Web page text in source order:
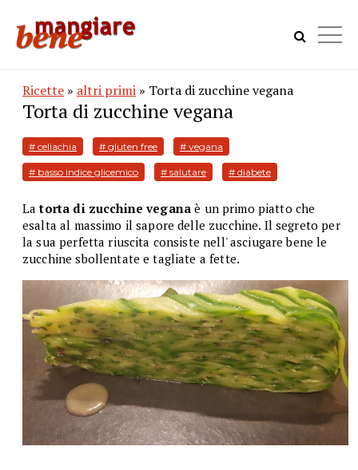
Ricette » altri primi » Torta di zucchine vegana
Torta di zucchine vegana
# celiachia # gluten free # vegana
# basso indice glicemico # salutare # diabete
La torta di zucchine veganaè un primo piatto che
esalta al massimo il sapore delle zucchine. Il segreto per
la sua perfetta riuscita consiste nell' asciugare bene le
zucchine sbollentate e tagliate a fette.